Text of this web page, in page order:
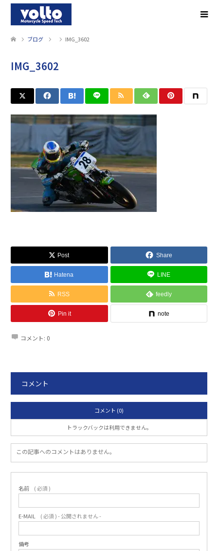
ブログ IMG_3602
IMG_3602
Post Share
Hatena LINE
RSS feedly
Pin it note
コメント: 0
コメント
コメント (0)
トラックバックは利用できません。
この記事へのコメントはありません。
名前 ( 必須 )
E-MAIL ( 必須 ) - 公開されません -
備考